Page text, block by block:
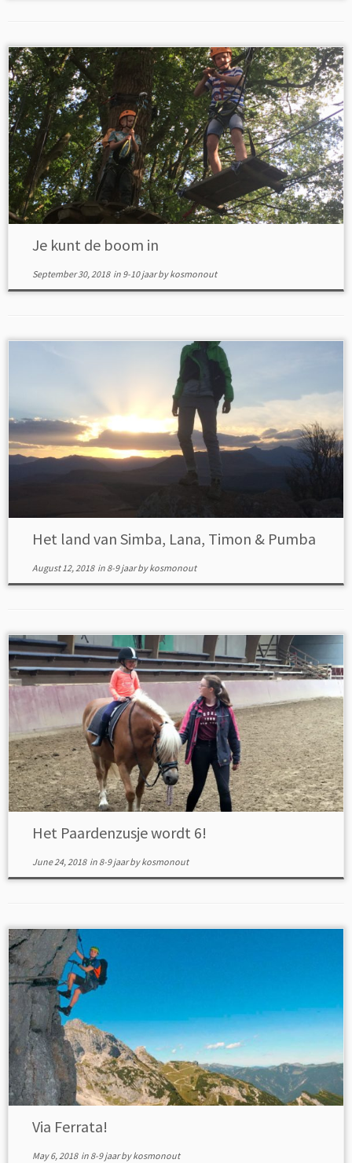
Je kunt de boom in
September 30, 2018in 9-10 jaarbykosmonout
Het land van Simba, Lana, Timon & Pumba
August 12, 2018in 8-9 jaarbykosmonout
Het Paardenzusje wordt 6!
June 24, 2018in 8-9 jaarbykosmonout
Via Ferrata!
May 6, 2018in 8-9 jaarbykosmonout